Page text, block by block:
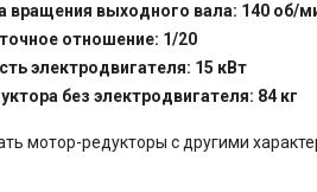
вращения выходного вала: 140 об/
отношение: 1/20
электродвигателя: 15 кВт
без электродвигателя: 84 кг
мотор-редукторы с другими